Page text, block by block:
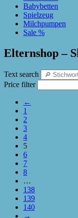
Babybetten
Spielzeug
Milchpumpen
Sale %
Elternshop –
Text search
Price filter
←
1
2
3
4
5
6
7
8
…
138
139
140
→